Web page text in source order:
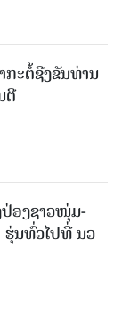
ະຕໍ້ຊີງຂັນທ່ານ
ຕີ
ປ່ອງຊາວໜຸ່ມ-
ຮຸ່ນທົ່ວໄປທີ່ ນວ